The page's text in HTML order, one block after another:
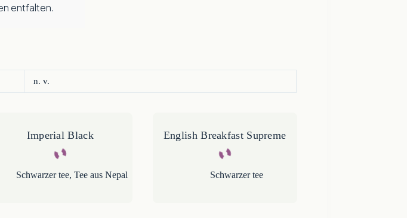
entfalten.
n. v.
Imperial Black
Schwarzer tee,Tee aus Nepal
English Breakfast Supreme
Schwarzer tee